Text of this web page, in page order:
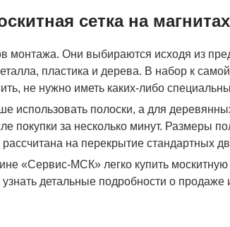
сетка на
монтажа. Они выбираются исходя из
пластика и дерева. В набор к
не нужно иметь каких-либо
использовать полоски, а для
покупки за несколько минут. Размеры
на перекрытие стандартных
«Сервис-МСК» легко купить
детальные подробности о